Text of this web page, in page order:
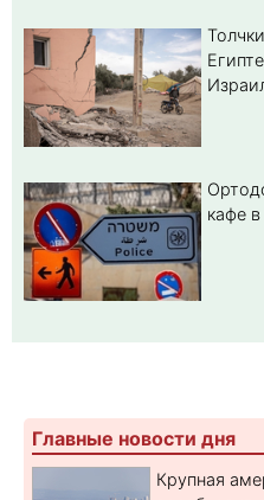
кафе
Главные новости дня
Крупная